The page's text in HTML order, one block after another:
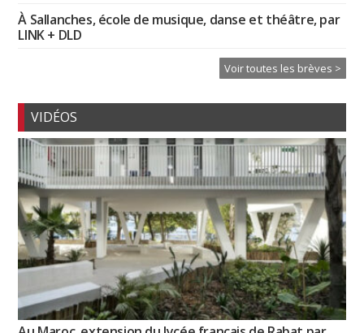
À Sallanches, école de musique, danse et théâtre, par
LINK + DLD
Voir toutes les brèves >
VIDÉOS